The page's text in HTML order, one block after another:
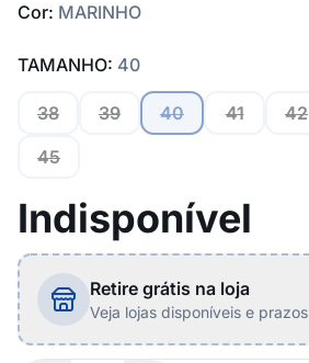
Cor: MARINHO
TAMANHO: 40
38 39 40 41 42
45
Indisponível
Retire grátis na loja
Veja lojas disponíveis e prazos